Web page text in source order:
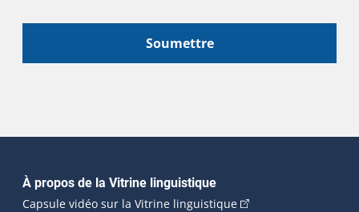
Soumettre
Navigation principale
À propos de la Vitrine linguistique
Capsule vidéo sur la Vitrine linguistique(Cet hyperlien